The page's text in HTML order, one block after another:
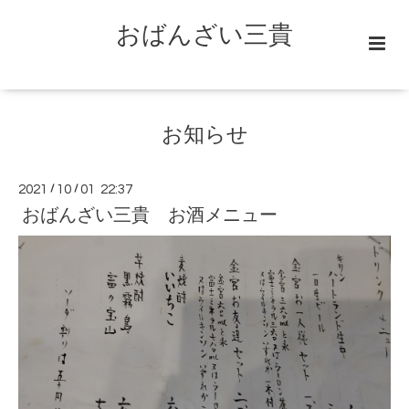
おばんざい三貴
お知らせ
2021 / 10 /01 22:37
おばんざい三貴 お酒メニュー